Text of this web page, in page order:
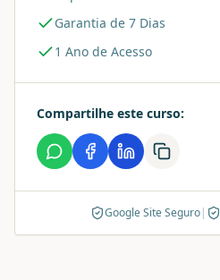
Garantia de 7 Dias
1 Ano de Acesso
Compartilhe este curso:
Google Site Seguro|